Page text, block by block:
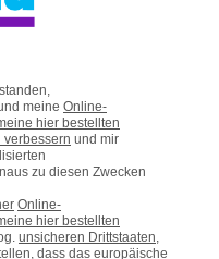
& Pflichtinformationen
Datenschutz
Cookie-Einstellungen